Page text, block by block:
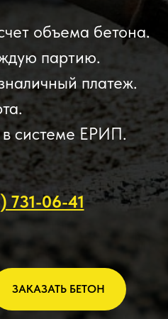
объема бетона.
партию.
платеж.
системе ЕРИП.
731-06-41
ЗАКАЗАТЬ БЕТОН